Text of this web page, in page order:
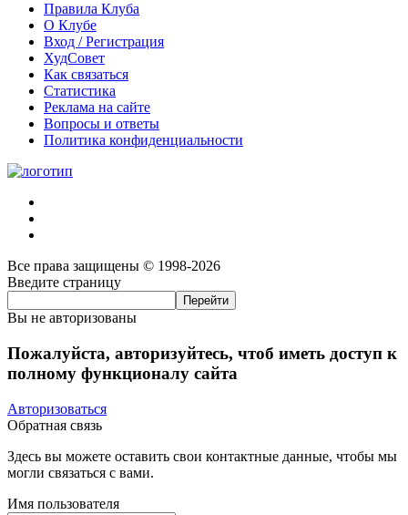
Правила Клуба
О Клубе
Вход / Регистрация
ХудСовет
Как связаться
Статистика
Реклама на сайте
Вопросы и ответы
Политика конфиденциальности
Все права защищены © 1998-2026
Введите страницу
Вы не авторизованы
Пожалуйста, авторизуйтесь, чтоб иметь доступ к
полному функционалу сайта
Авторизоваться
Обратная связь
Здесь вы можете оставить свои контактные данные, чтобы мы
могли связаться с вами.
Имя пользователя